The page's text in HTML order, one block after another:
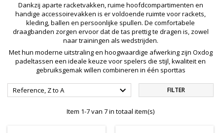
Dankzij aparte racketvakken, ruime hoofdcompartimenten en
handige accessoirevakken is er voldoende ruimte voor rackets,
kleding, ballen en persoonlijke spullen. De comfortabele
draagbanden zorgen ervoor dat de tas prettig te dragen is, zowel
naar trainingen als wedstrijden.
Met hun moderne uitstraling en hoogwaardige afwerking zijn Oxdog
padeltassen een ideale keuze voor spelers die stijl, kwaliteit en
gebruiksgemak willen combineren in één sporttas
Reference, Z to A  FILTER
Item 1-7 van 7 in totaal item(s)